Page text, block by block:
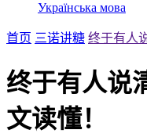
Українська мова
首页 三诺讲糖 终于有人
终于有人说
文读懂！